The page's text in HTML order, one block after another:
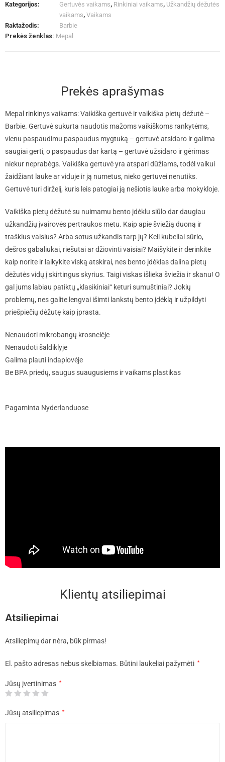
Kategorijos:
Gertuvės vaikams, Rinkiniai vaikams, Užkandžių dėžutės
vaikams, Vaikams
Raktažodis:
Barbie
Prekės ženklas: Mepal
Prekės aprašymas
Mepal rinkinys vaikams: Vaikiška gertuvė ir vaikiška pietų dėžutė –
Barbie. Gertuvė sukurta naudotis mažoms vaikiškoms rankytėms,
vienu paspaudimu paspaudus mygtuką – gertuvė atsidaro ir galima
saugiai gerti, o paspaudus dar kartą – gertuvė užsidaro ir gėrimas
niekur neprabėgs. Vaikiška gertuvė yra atspari dūžiams, todėl vaikui
žaidžiant lauke ar viduje ir ją numetus, nieko gertuvei nenutiks.
Gertuvė turi dirželį, kuris leis patogiai ją nešiotis lauke arba mokykloje.
Vaikiška pietų dėžutė su nuimamu bento įdėklu siūlo dar daugiau
užkandžių įvairovės pertraukos metu. Kaip apie šviežią duoną ir
traškius vaisius? Arba sotus užkandis tarp jų? Keli kubeliai sūrio,
dešros gabaliukai, riešutai ar džiovinti vaisiai? Maišykite ir derinkite
kaip norite ir laikykite viską atskirai, nes bento įdėklas dalina pietų
dėžutės vidų į skirtingus skyrius. Taigi viskas išlieka šviežia ir skanu! O
gal jums labiau patiktų „klasikiniai“ keturi sumuštiniai? Jokių
problemų, nes galite lengvai išimti lankstų bento įdėklą ir užpildyti
priešpiečių dėžutę kaip įprasta.
Nenaudoti mikrobangų krosnelėje
Nenaudoti šaldiklyje
Galima plauti indaplovėje
Be BPA priedų, saugus suaugusiems ir vaikams plastikas
Pagaminta Nyderlanduose
Klientų atsiliepimai
Atsiliepimai
Atsiliepimų dar nėra, būk pirmas!
El. pašto adresas nebus skelbiamas. Būtini laukeliai pažymėti *
Jūsų įvertinimas *
Jūsų atsiliepimas *